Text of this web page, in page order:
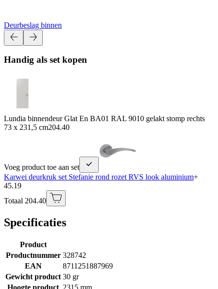
Deurbeslag binnen
Handig als set kopen
Lundia binnendeur Glat En BA01 RAL 9010 gelakt stomp rechts
73 x 231,5 cm204.40
Voeg product toe aan set
Karwei deurkruk set Stefanie rond rozet RVS look aluminium+
45.19
Totaal 204.40
Specificaties
Product
Productnummer 328742
EAN
8711251887969
Gewicht product 30 gr
Hoogte product 2315 mm